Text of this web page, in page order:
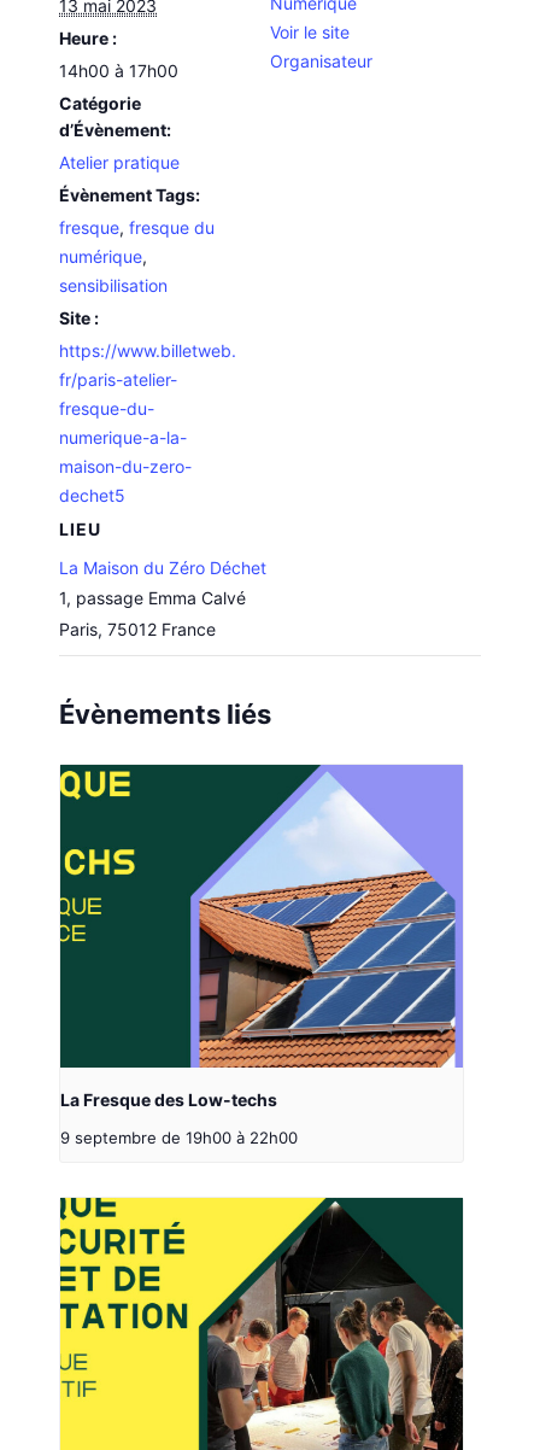
13 mai 2023
Heure :
14h00 à 17h00
Catégorie
d’Évènement:
Atelier pratique
Évènement Tags:
fresque,fresque du
numérique,
sensibilisation
Site :
https://www.billetweb.
fr/paris-atelier-
fresque-du-
numerique-a-la-
maison-du-zero-
dechet5
LIEU
La Maison du Zéro Déchet
1, passage Emma Calvé
Paris, 75012 France
Voir le site
Organisateur
Évènements liés
La Fresque des Low-techs
9 septembre de 19h00 à 22h00